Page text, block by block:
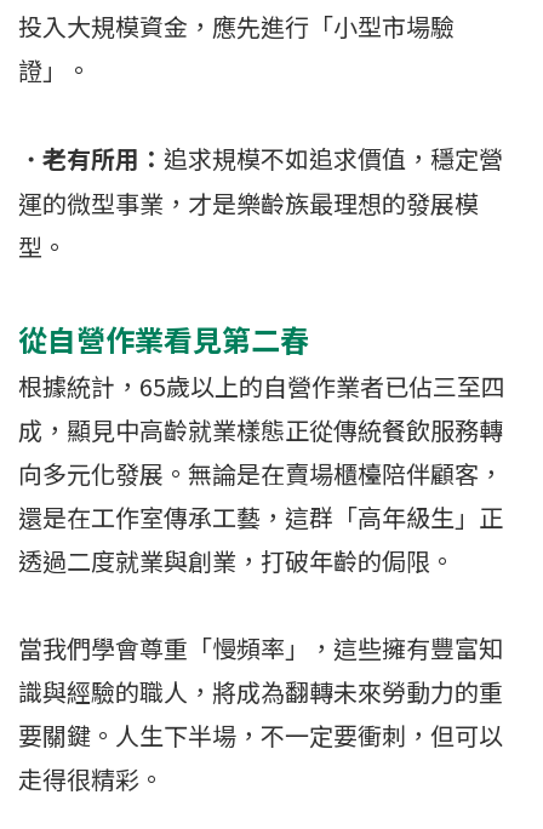
投入大規模資金，應先進行「小型市場驗
證」。
・ 老有所用： 追求規模不如追求價值，穩定營
運的微型事業，才是樂齡族最理想的發展模
型。
從自營作業看見第二春
根據統計，65歲以上的自營作業者已佔三至四
成，顯見中高齡就業樣態正從傳統餐飲服務轉
向多元化發展。無論是在賣場櫃檯陪伴顧客，
還是在工作室傳承工藝，這群「高年級生」正
透過二度就業與創業，打破年齡的侷限。
當我們學會尊重「慢頻率」，這些擁有豐富知
識與經驗的職人，將成為翻轉未來勞動力的重
要關鍵。人生下半場，不一定要衝刺，但可以
走得很精彩。